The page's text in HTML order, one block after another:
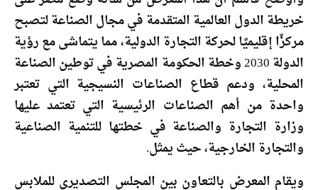
خريطة الدول العالمية المتقدمة في مجال الصناعة لتصبح
مركزًا إقليميًا لحركة التجارة الدولية، مما يتماشى مع رؤية
الدولة 2030 وخطة الحكومة المصرية في توطين الصناعة
المحلية، ودعم قطاع الصناعات النسيجية التي تعتبر
واحدة من أهم الصناعات الرئيسية التي تعتمد عليها
وزارة التجارة والصناعة في خطتها للتنمية الصناعية
والتجارة الخارجية، حيث يمثل.
ويقام المعرض بالتعاون بين المجلس التصديرى للملابس